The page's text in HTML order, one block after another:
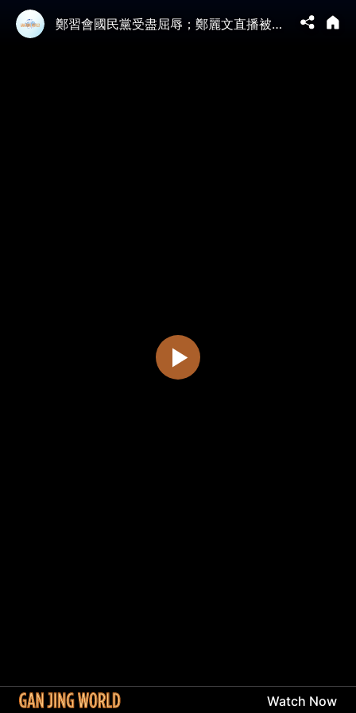
鄭習會國民黨受盡屈辱；鄭麗文直播被掐，遭習當面訓斥「別裝糊塗」；習近平閉門開空頭支票，鄭卻要台灣人「去看新華社」？美議員為何急赴台灣催軍購？【江峰漫談20260410第1192期】#中國時局
Watch Now